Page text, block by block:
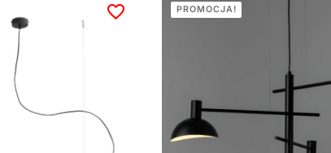
PROMOCJA!